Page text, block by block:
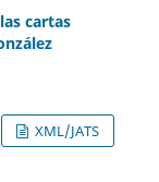
cartas
XML/JATS